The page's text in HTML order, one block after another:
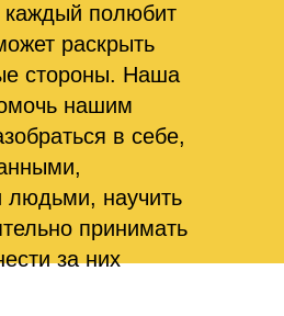
каждый полюбит
раскрыть
стороны. Наша
нашим
в себе,
научить
принимать
за них